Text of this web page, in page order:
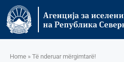
Home » Të nderuar mërgimtarë!